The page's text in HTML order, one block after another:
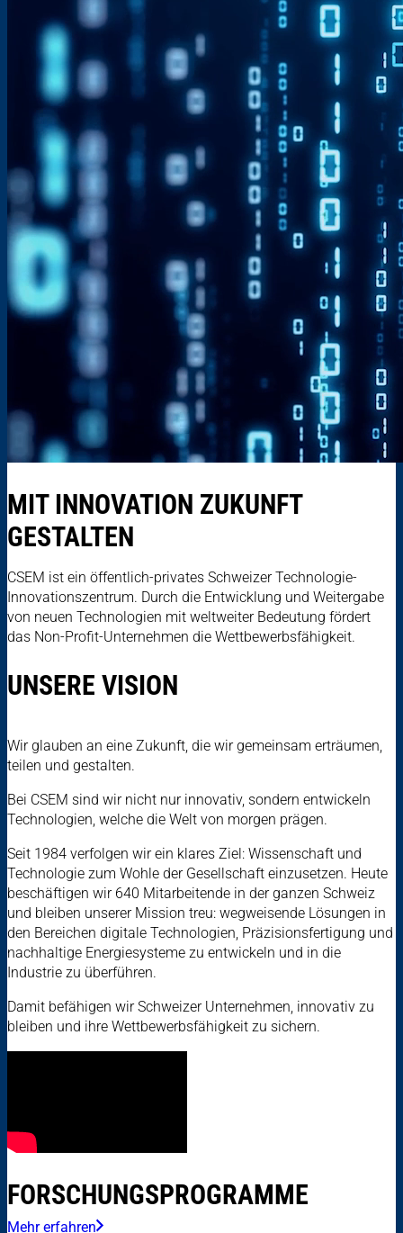
MIT INNOVATION ZUKUNFT
GESTALTEN
CSEM ist ein öffentlich-privates Schweizer Technologie-
Innovationszentrum. Durch die Entwicklung und Weitergabe
von neuen Technologien mit weltweiter Bedeutung fördert
das Non-Profit-Unternehmen die Wettbewerbsfähigkeit.
UNSERE VISION
Wir glauben an eine Zukunft, die wir gemeinsam erträumen,
teilen und gestalten.
Bei CSEM sind wir nicht nur innovativ, sondern entwickeln
Technologien, welche die Welt von morgen prägen.
Seit 1984 verfolgen wir ein klares Ziel: Wissenschaft und
Technologie zum Wohle der Gesellschaft einzusetzen. Heute
beschäftigen wir 640 Mitarbeitende in der ganzen Schweiz
und bleiben unserer Mission treu: wegweisende Lösungen in
den Bereichen digitale Technologien, Präzisionsfertigung und
nachhaltige Energiesysteme zu entwickeln und in die
Industrie zu überführen.
Damit befähigen wir Schweizer Unternehmen, innovativ zu
bleiben und ihre Wettbewerbsfähigkeit zu sichern.
FORSCHUNGSPROGRAMME
Mehr erfahren